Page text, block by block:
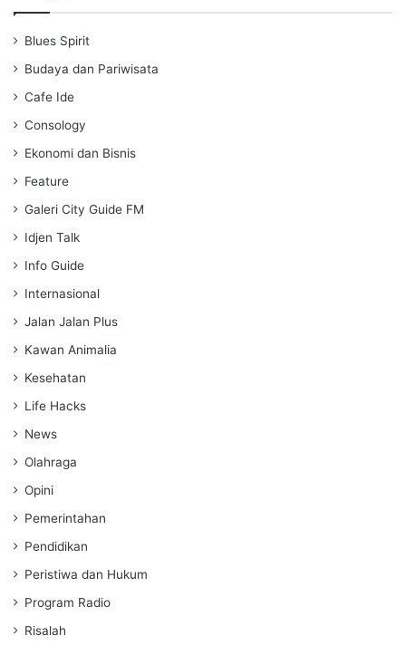
Blues Spirit
Budaya dan Pariwisata
Cafe Ide
Consology
Ekonomi dan Bisnis
Feature
Galeri City Guide FM
Idjen Talk
Info Guide
Internasional
Jalan Jalan Plus
Kawan Animalia
Kesehatan
Life Hacks
News
Olahraga
Opini
Pemerintahan
Pendidikan
Peristiwa dan Hukum
Program Radio
Risalah